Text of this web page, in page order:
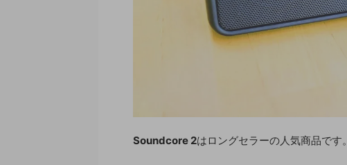
Soundcore 2はロングセラーの人気商品です。